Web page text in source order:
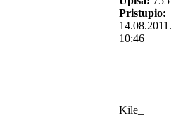
Pristupio:
14.08.2011.
10:46
Kile_